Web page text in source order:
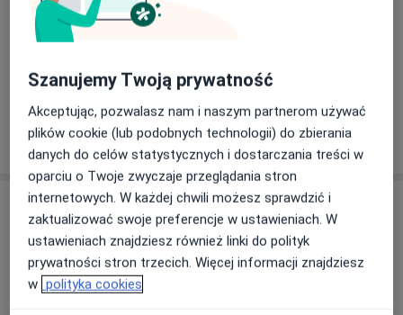
Psychoterapia
W jaki sposób ustalane są ceny?
Adresy (3)
Online Adres 1 Adres 2
Szanujemy Twoją prywatność
Akceptując, pozwalasz nam i naszym partnerom używać
plików cookie (lub podobnych technologii) do zbierania
danych do celów statystycznych i dostarczania treści w
oparciu o Twoje zwyczaje przeglądania stron
internetowych. W każdej chwili możesz sprawdzić i
zaktualizować swoje preferencje w ustawieniach. W
ustawieniach znajdziesz również linki do polityk
prywatności stron trzecich. Więcej informacji znajdziesz
w polityka cookies